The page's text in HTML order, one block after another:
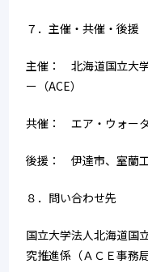
７．主催・共催・後援
主催：　北海道国立大
ー（ACE）
共催：　エア・ウォー
後援：　伊達市、室蘭
８．問い合わせ先
国立大学法人北海道国
究推進係（ＡＣＥ事務局